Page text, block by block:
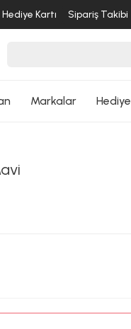
Hediye Kartı Sipariş Takibi
Markalar Hediye